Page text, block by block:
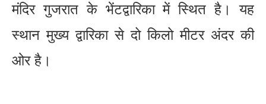
मंदिर गुजरात के भेंटद्वारिका में स्थित है। यह
स्थान मुख्य द्वारिका से दो किलो मीटर अंदर की
ओर है।